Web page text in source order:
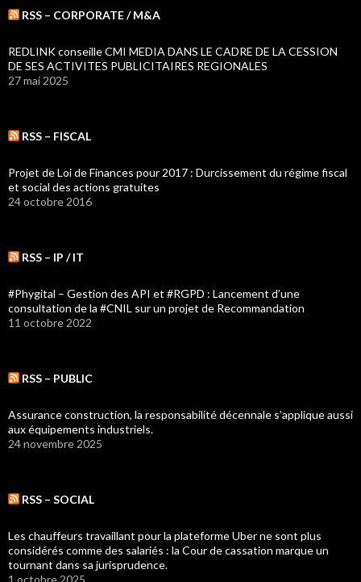
RSS – CORPORATE / M&A
REDLINK conseille CMI MEDIA DANS LE CADRE DE LA CESSION
DE SES ACTIVITES PUBLICITAIRES REGIONALES
27 mai 2025
RSS – FISCAL
Projet de Loi de Finances pour 2017 : Durcissement du régime fiscal
et social des actions gratuites
24 octobre 2016
RSS – IP / IT
#Phygital – Gestion des API et #RGPD : Lancement d’une
consultation de la #CNIL sur un projet de Recommandation
11 octobre 2022
RSS – PUBLIC
Assurance construction, la responsabilité décennale s’applique aussi
aux équipements industriels.
24 novembre 2025
RSS – SOCIAL
Les chauffeurs travaillant pour la plateforme Uber ne sont plus
considérés comme des salariés : la Cour de cassation marque un
tournant dans sa jurisprudence.
1 octobre 2025